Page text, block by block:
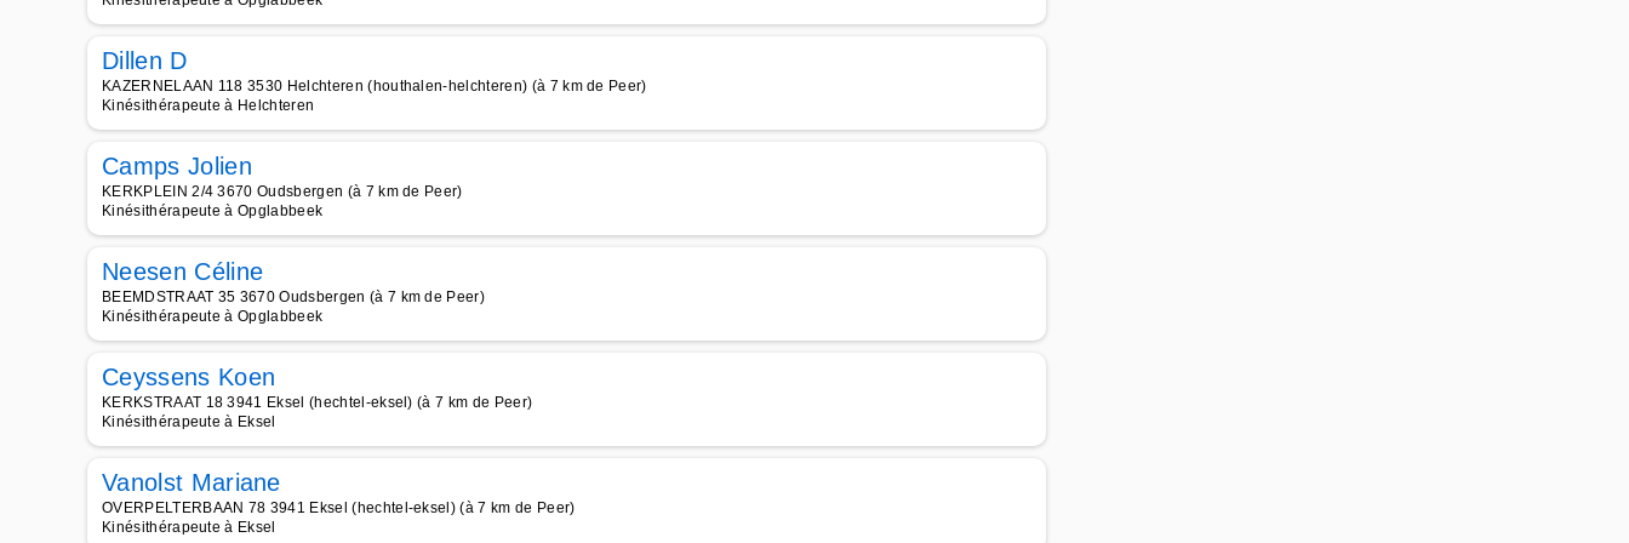
Dillen D
KAZERNELAAN 118 3530 Helchteren (houthalen-helchteren) (à 7 km de Peer)
Kinésithérapeute à Helchteren
Camps Jolien
KERKPLEIN 2/4 3670 Oudsbergen (à 7 km de Peer)
Kinésithérapeute à Opglabbeek
Neesen Céline
BEEMDSTRAAT 35 3670 Oudsbergen (à 7 km de Peer)
Kinésithérapeute à Opglabbeek
Ceyssens Koen
KERKSTRAAT 18 3941 Eksel (hechtel-eksel) (à 7 km de Peer)
Kinésithérapeute à Eksel
Vanolst Mariane
OVERPELTERBAAN 78 3941 Eksel (hechtel-eksel) (à 7 km de Peer)
Kinésithérapeute à Eksel